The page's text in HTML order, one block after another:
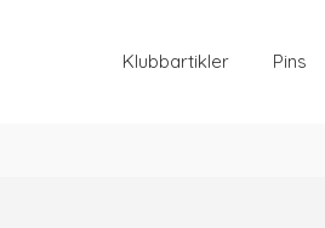
Klubbartikler Pins